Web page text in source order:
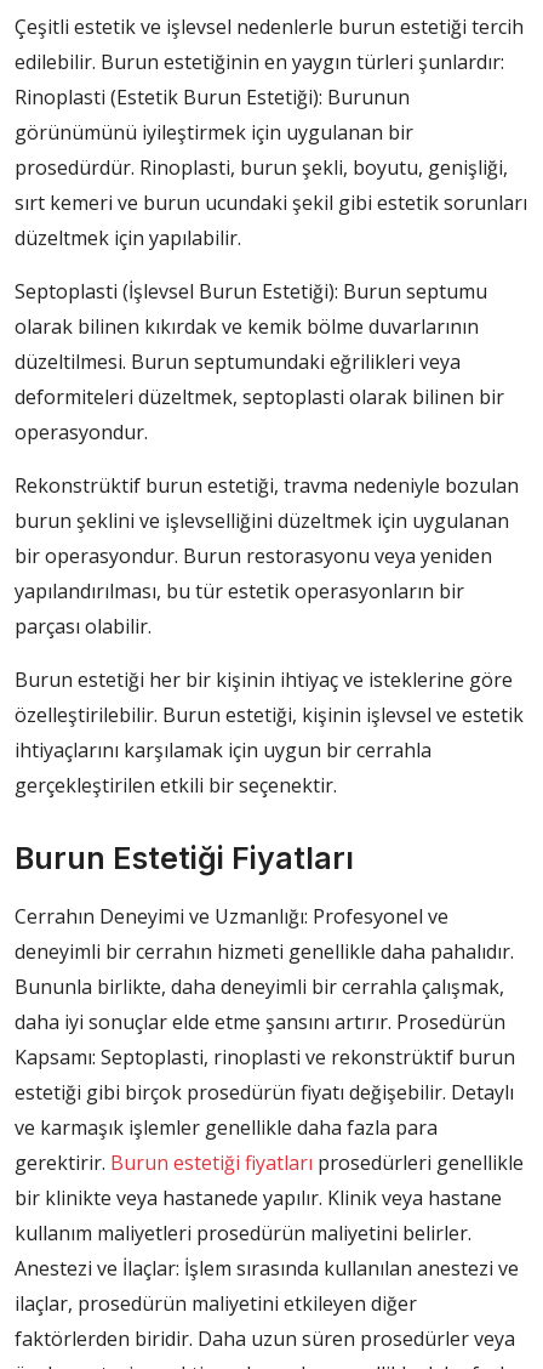
Çeşitli estetik ve işlevsel nedenlerle burun estetiği tercih
edilebilir. Burun estetiğinin en yaygın türleri şunlardır:
Rinoplasti (Estetik Burun Estetiği): Burunun
görünümünü iyileştirmek için uygulanan bir
prosedürdür. Rinoplasti, burun şekli, boyutu, genişliği,
sırt kemeri ve burun ucundaki şekil gibi estetik sorunları
düzeltmek için yapılabilir.
Septoplasti (İşlevsel Burun Estetiği): Burun septumu
olarak bilinen kıkırdak ve kemik bölme duvarlarının
düzeltilmesi. Burun septumundaki eğrilikleri veya
deformiteleri düzeltmek, septoplasti olarak bilinen bir
operasyondur.
Rekonstrüktif burun estetiği, travma nedeniyle bozulan
burun şeklini ve işlevselliğini düzeltmek için uygulanan
bir operasyondur. Burun restorasyonu veya yeniden
yapılandırılması, bu tür estetik operasyonların bir
parçası olabilir.
Burun estetiği her bir kişinin ihtiyaç ve isteklerine göre
özelleştirilebilir. Burun estetiği, kişinin işlevsel ve estetik
ihtiyaçlarını karşılamak için uygun bir cerrahla
gerçekleştirilen etkili bir seçenektir.
Burun Estetiği Fiyatları
Cerrahın Deneyimi ve Uzmanlığı: Profesyonel ve
deneyimli bir cerrahın hizmeti genellikle daha pahalıdır.
Bununla birlikte, daha deneyimli bir cerrahla çalışmak,
daha iyi sonuçlar elde etme şansını artırır. Prosedürün
Kapsamı: Septoplasti, rinoplasti ve rekonstrüktif burun
estetiği gibi birçok prosedürün fiyatı değişebilir. Detaylı
ve karmaşık işlemler genellikle daha fazla para
gerektirir. Burun estetiği fiyatları prosedürleri genellikle
bir klinikte veya hastanede yapılır. Klinik veya hastane
kullanım maliyetleri prosedürün maliyetini belirler.
Anestezi ve İlaçlar: İşlem sırasında kullanılan anestezi ve
ilaçlar, prosedürün maliyetini etkileyen diğer
faktörlerden biridir. Daha uzun süren prosedürler veya